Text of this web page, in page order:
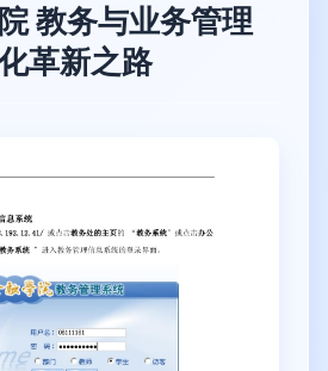
教务与业务管理
革新之路